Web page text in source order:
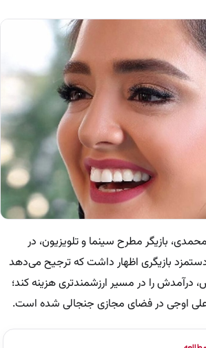
بازیگر مطرح سینما و تلویزیون، در
بازیگری اظهار داشت که ترجیح می‌دهد
درآمدش را در مسیر ارزشمندتری هزینه کند؛
اوجی در فضای مجازی جنجالی شده است.